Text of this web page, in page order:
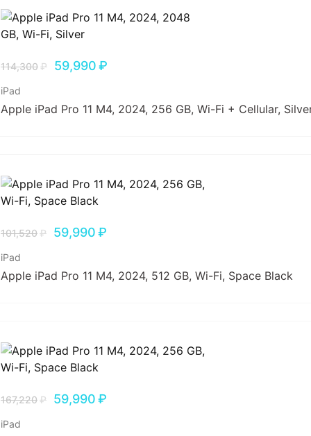
114,300₽ 59,990₽
iPad
Apple iPad Pro 11 M4, 2024, 256 GB, Wi-Fi + Cellular,
101,520₽ 59,990₽
iPad
Apple iPad Pro 11 M4, 2024, 512 GB, Wi-Fi, Space Black
167,220₽ 59,990₽
iPad